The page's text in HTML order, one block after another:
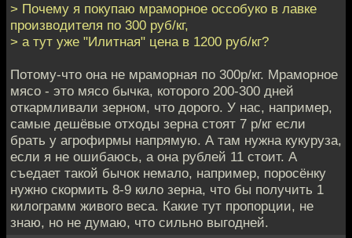
> Почему я покупаю мраморное оссобуко в лавке
производителя по 300 руб/кг,
> а тут уже "Илитная" цена в 1200 руб/кг?
Потому-что она не мраморная по 300р/кг. Мраморное
мясо - это мясо бычка, которого 200-300 дней
откармливали зерном, что дорого. У нас, например,
самые дешёвые отходы зерна стоят 7 р/кг если
брать у агрофирмы напрямую. А там нужна кукуруза,
если я не ошибаюсь, а она рублей 11 стоит. А
съедает такой бычок немало, например, поросёнку
нужно скормить 8-9 кило зерна, что бы получить 1
килограмм живого веса. Какие тут пропорции, не
знаю, но не думаю, что сильно выгодней.